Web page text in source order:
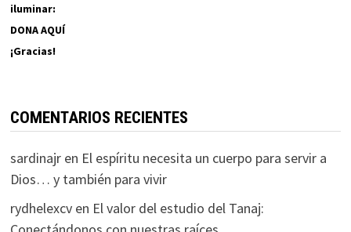
iluminar:
DONA AQUÍ
¡Gracias!
COMENTARIOS RECIENTES
sardinajren El espíritu necesita un cuerpo para servir a
Dios… y también para vivir
rydhelexcven El valor del estudio del Tanaj: